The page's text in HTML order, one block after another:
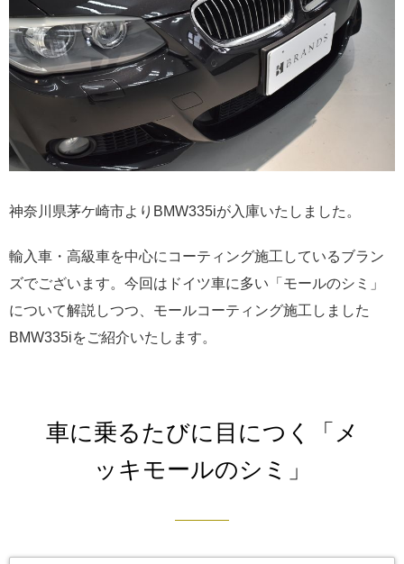
神奈川県茅ケ崎市よりBMW335iが入庫いたしました。
輸入車・高級車を中心にコーティング施工しているブラン
ズでございます。今回はドイツ車に多い「モールのシミ」
について解説しつつ、モールコーティング施工しました
BMW335iをご紹介いたします。
車に乗るたびに目につく「メ
ッキモールのシミ」